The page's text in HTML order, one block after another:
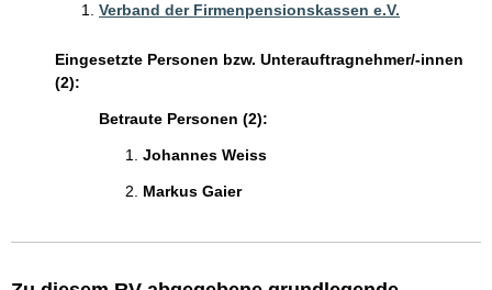
Verband der Firmenpensionskassen e.V.
Eingesetzte Personen bzw. Unterauftragnehmer/-innen
(2):
Betraute Personen (2):
Johannes Weiss
Markus Gaier